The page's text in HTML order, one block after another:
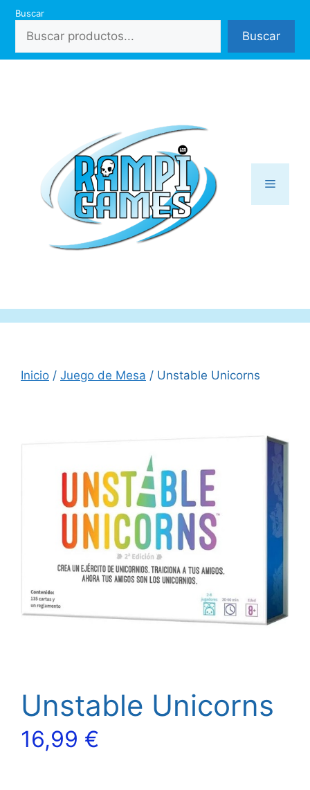
Saltar
contenido
Buscar
Buscar
Menú
Inicio / Juego de Mesa / Unstable Unicorns
Unstable Unicorns
16,99 €